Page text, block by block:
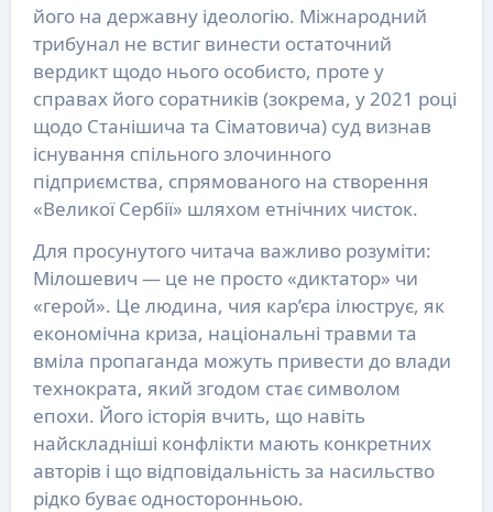
його на державну ідеологію. Міжнародний
трибунал не встиг винести остаточний
вердикт щодо нього особисто, проте у
справах його соратників (зокрема, у 2021 році
щодо Станішича та Сіматовича) суд визнав
існування спільного злочинного
підприємства, спрямованого на створення
«Великої Сербії» шляхом етнічних чисток.
Для просунутого читача важливо розуміти:
Мілошевич — це не просто «диктатор» чи
«герой». Це людина, чия кар’єра ілюструє, як
економічна криза, національні травми та
вміла пропаганда можуть привести до влади
технократа, який згодом стає символом
епохи. Його історія вчить, що навіть
найскладніші конфлікти мають конкретних
авторів і що відповідальність за насильство
рідко буває односторонньою.